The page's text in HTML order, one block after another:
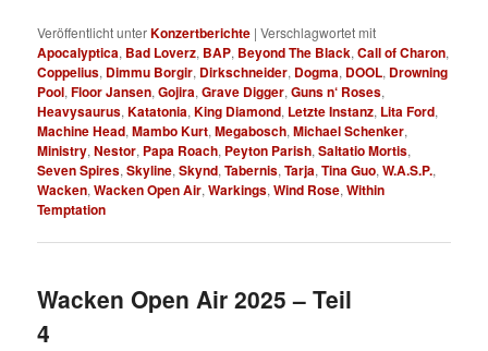
Veröffentlicht unterKonzertberichte |Verschlagwortet mit
Apocalyptica, Bad Loverz, BAP, Beyond The Black,Call of Charon,
Coppelius, Dimmu Borgir, Dirkschneider, Dogma, DOOL, Drowning
Pool,Floor Jansen,Gojira,Grave Digger,Guns n‘ Roses,
Heavysaurus,Katatonia,King Diamond, Letzte Instanz, Lita Ford,
Machine Head,Mambo Kurt,Megabosch,Michael Schenker,
Ministry,Nestor, Papa Roach, Peyton Parish,Saltatio Mortis,
Seven Spires,Skyline,Skynd,Tabernis,Tarja,Tina Guo,W.A.S.P.,
Wacken,Wacken Open Air,Warkings,Wind Rose,Within
Temptation
Wacken Open Air 2025 – Teil
4